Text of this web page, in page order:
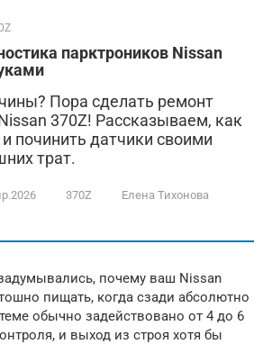
парктроников Nissan
Пора сделать ремонт
370Z! Рассказываем, как
починить датчики своими
трат.
370Z Елена Тихонова
почему ваш Nissan
пищать, когда сзади абсолютно
обычно задействовано от 4 до 6
и выход из строя хотя бы